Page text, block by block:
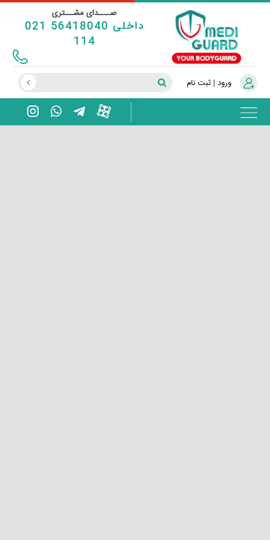
صــــدای مشـــتری
021 56418040 داخلی
114
ورود |ثبت نام